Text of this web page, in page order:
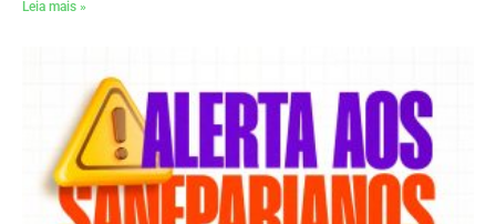
Leia mais »